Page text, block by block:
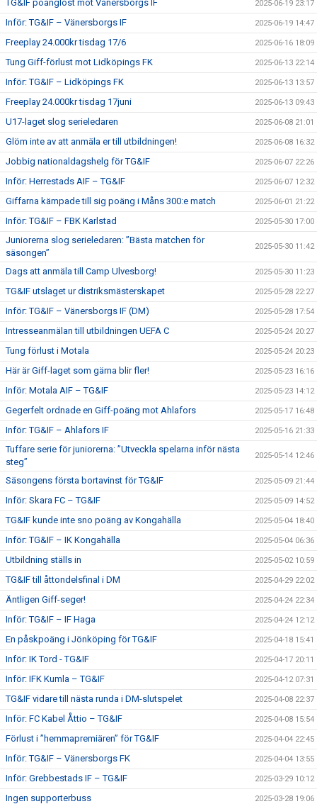
TG&IF poänglöst mot Vänersborgs IF 2025-06-19 23:17
Inför: TG&IF – Vänersborgs IF 2025-06-19 14:47
Freeplay 24.000kr tisdag 17/6 2025-06-16 18:09
Tung Giff-förlust mot Lidköpings FK 2025-06-13 22:14
Inför: TG&IF – Lidköpings FK 2025-06-13 13:57
Freeplay 24.000kr tisdag 17juni 2025-06-13 09:43
U17-laget slog serieledaren 2025-06-08 21:01
Glöm inte av att anmäla er till utbildningen! 2025-06-08 16:32
Jobbig nationaldagshelg för TG&IF 2025-06-07 22:26
Inför: Herrestads AIF – TG&IF 2025-06-07 12:32
Giffarna kämpade till sig poäng i Måns 300:e match 2025-06-01 21:22
Inför: TG&IF – FBK Karlstad 2025-05-30 17:00
Juniorerna slog serieledaren: ”Bästa matchen för
säsongen”
2025-05-30 11:42
Dags att anmäla till Camp Ulvesborg! 2025-05-30 11:23
TG&IF utslaget ur distriksmästerskapet 2025-05-28 22:27
Inför: TG&IF – Vänersborgs IF (DM) 2025-05-28 17:54
Intresseanmälan till utbildningen UEFA C 2025-05-24 20:27
Tung förlust i Motala 2025-05-24 20:23
Här är Giff-laget som gärna blir fler! 2025-05-23 16:16
Inför: Motala AIF – TG&IF 2025-05-23 14:12
Gegerfelt ordnade en Giff-poäng mot Ahlafors 2025-05-17 16:48
Inför: TG&IF – Ahlafors IF 2025-05-16 21:33
Tuffare serie för juniorerna: ”Utveckla spelarna inför nästa
steg”
2025-05-14 12:46
Säsongens första bortavinst för TG&IF 2025-05-09 21:44
Inför: Skara FC – TG&IF 2025-05-09 14:52
TG&IF kunde inte sno poäng av Kongahälla 2025-05-04 18:40
Inför: TG&IF – IK Kongahälla 2025-05-04 06:36
Utbildning ställs in 2025-05-02 10:59
TG&IF till åttondelsfinal i DM 2025-04-29 22:02
Äntligen Giff-seger! 2025-04-24 22:34
Inför: TG&IF – IF Haga 2025-04-24 12:12
En påskpoäng i Jönköping för TG&IF 2025-04-18 15:41
Inför: IK Tord - TG&IF 2025-04-17 20:11
Inför: IFK Kumla – TG&IF 2025-04-12 07:31
TG&IF vidare till nästa runda i DM-slutspelet 2025-04-08 22:37
Inför: FC Kabel Åttio – TG&IF 2025-04-08 15:54
Förlust i ”hemmapremiären” för TG&IF 2025-04-04 22:45
Inför: TG&IF – Vänersborgs FK 2025-04-04 13:55
Inför: Grebbestads IF – TG&IF 2025-03-29 10:12
Ingen supporterbuss 2025-03-28 19:06